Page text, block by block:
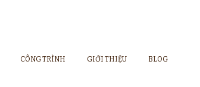
CÔNG TRÌNH GIỚI THIỆU BLOG